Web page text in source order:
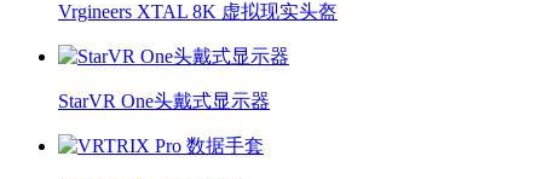
Vrgineers XTAL 8K 虚拟现实头盔
StarVR One头戴式显示器